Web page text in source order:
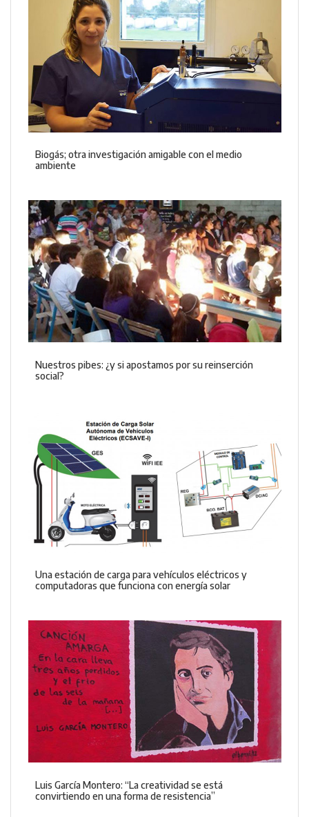
Biogás; otra investigación amigable con el medio
ambiente
Nuestros pibes: ¿y si apostamos por su reinserción
social?
Una estación de carga para vehículos eléctricos y
computadoras que funciona con energía solar
Luis García Montero: “La creatividad se está
convirtiendo en una forma de resistencia”